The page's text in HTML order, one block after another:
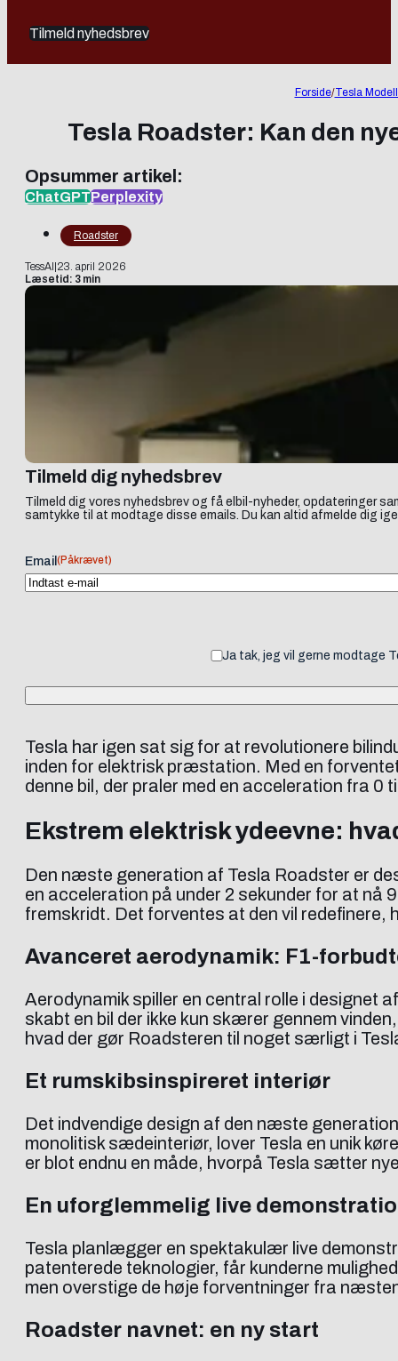
Tilmeld nyhedsbrev
Forside/Tesla
Tesla Roadster: Kan den
Opsummer artikel:
ChatGPTPerplexity
Roadster
TessAI 23. april 2026
Læsetid: 3 min
Tilmeld dig nyhedsbrev
Tilmeld dig vores nyhedsbrev og få elbil-nyheder, opdateringer
samtykke til at modtage disse emails. Du kan altid afmelde dig
Email (Påkrævet)
Ja tak, jeg vil gerne modtage
Tesla har igen sat sig for at revolutionere
inden for elektrisk præstation. Med en
denne bil, der praler med en acceleration fra
Ekstrem elektrisk ydeevne:
Den næste generation af Tesla Roadster er
en acceleration på under 2 sekunder for at nå
fremskridt. Det forventes at den vil redefinere,
Avanceret aerodynamik: F1-
Aerodynamik spiller en central rolle i designet
skabt en bil der ikke kun skærer gennem
hvad der gør Roadsteren til noget særligt i
Et rumskibsinspireret interiør
Det indvendige design af den næste
monolitisk sædeinteriør, lover Tesla en unik
er blot endnu en måde, hvorpå Tesla sætter
En uforglemmelig live
Tesla planlægger en spektakulær live
patenterede teknologier, får kunderne
men overstige de høje forventninger fra
Roadster navnet: en ny start